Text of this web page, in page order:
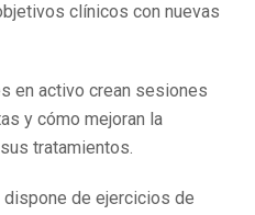
clínicos con nuevas
en activo crean sesiones
y cómo mejoran la
tratamientos.
de ejercicios de